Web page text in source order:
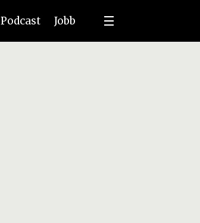
Podcast Jobb